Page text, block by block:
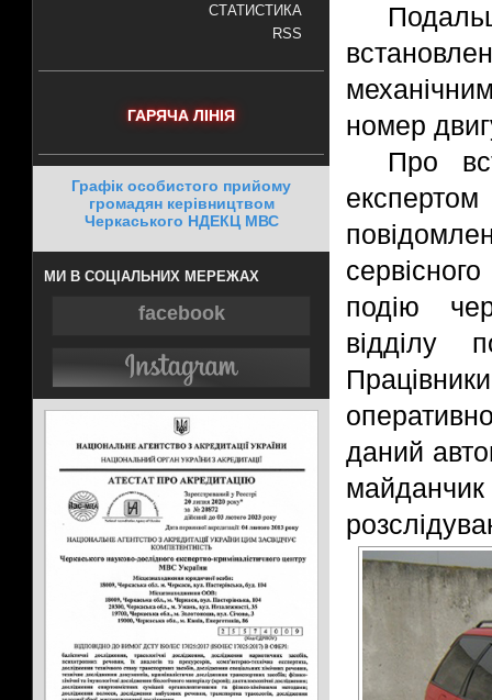
СТАТИСТИКА
RSS
ГАРЯЧА ЛІНІЯ
Графік особистого прийому
громадян керівництвом
Черкаського НДЕКЦ МВС
МИ В СОЦІАЛЬНИХ МЕРЕЖАХ
facebook
номер
Про
подію
відділу
даний